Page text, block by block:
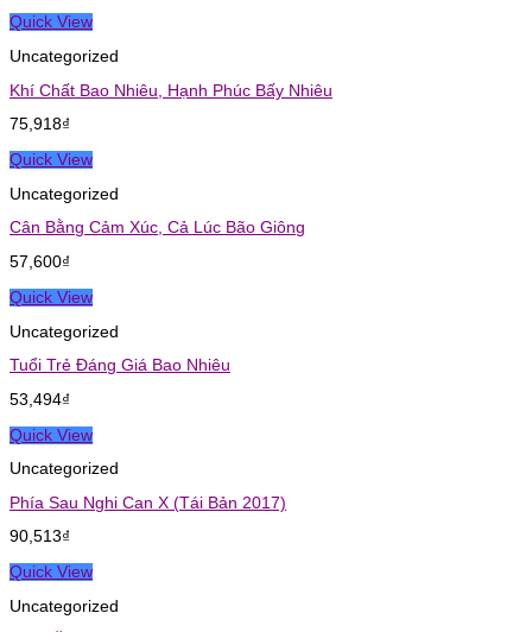
Quick View
Uncategorized
Khí Chất Bao Nhiêu, Hạnh Phúc Bấy Nhiêu
75,918₫
Quick View
Uncategorized
Cân Bằng Cảm Xúc, Cả Lúc Bão Giông
57,600₫
Quick View
Uncategorized
Tuổi Trẻ Đáng Giá Bao Nhiêu
53,494₫
Quick View
Uncategorized
Phía Sau Nghi Can X (Tái Bản 2017)
90,513₫
Quick View
Uncategorized